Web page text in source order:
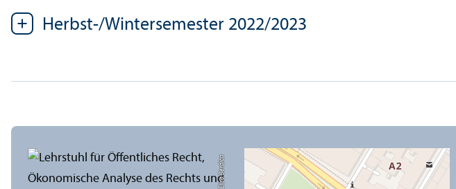
Herbst-/Wintersemester 2022/2023
Bild: Elisa Berdica